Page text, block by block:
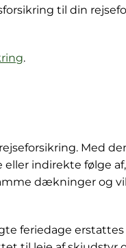
til din
.
Med
indirekte følge
dækninger og
feriedage